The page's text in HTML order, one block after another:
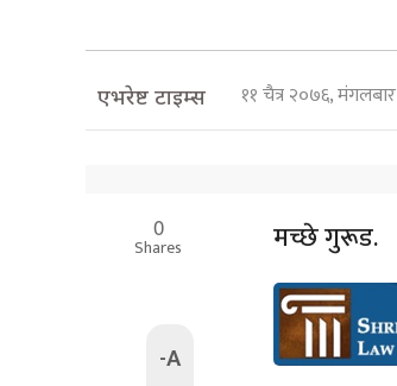
एभरेष्ट टाइम्स ११ चैत्र २०७६, मंगलबार
0
Shares
-A
मच्छे गुरूड.